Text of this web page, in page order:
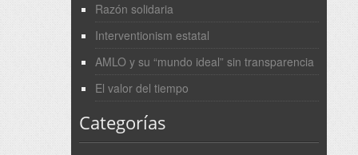
Razón solidaria
Interventionism estatal
AMLO y su “mundo ideal” sin transparencia
El valor del tiempo
Categorías